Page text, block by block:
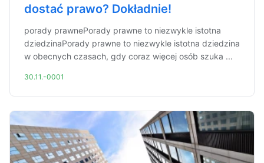
dostać prawo? Dokładnie!
porady prawnePorady prawne to niezwykle istotna
dziedzinaPorady prawne to niezwykle istotna dziedzina
w obecnych czasach, gdy coraz więcej osób szuka ...
30.11.-0001